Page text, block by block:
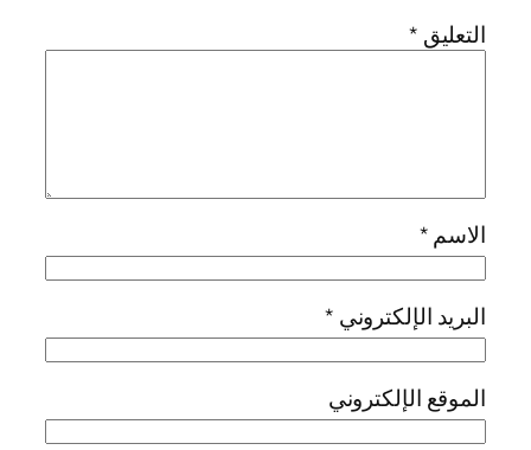
التعليق *
الاسم*
البريد الإلكتروني *
الموقع الإلكتروني